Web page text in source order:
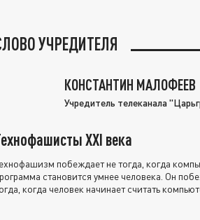
УЧРЕДИТЕЛЯ
КОНСТАНТИН МАЛОФЕЕВ
Учредитель телеканала
XXI века
побеждает не тогда, когда
становится умнее человека. Он
когда человек начинает считать